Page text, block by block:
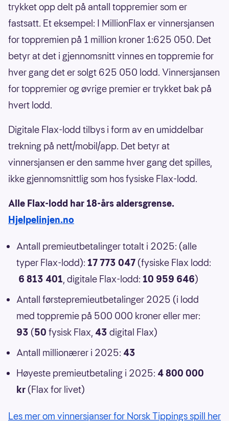
trykket opp delt på antall toppremier som er
fastsatt. Et eksempel: I MillionFlax er vinnersjansen
for toppremien på 1 million kroner 1:625 050. Det
betyr at det i gjennomsnitt vinnes en toppremie for
hver gang det er solgt 625 050 lodd. Vinnersjansen
for toppremier og øvrige premier er trykket bak på
hvert lodd.
Digitale Flax-lodd tilbys i form av en umiddelbar
trekning på nett/mobil/app. Det betyr at
vinnersjansen er den samme hver gang det spilles,
ikke gjennomsnittlig som hos fysiske Flax-lodd.
Alle Flax-lodd har 18-års aldersgrense.
Hjelpelinjen.no
Antall premieutbetalinger totalt i 2025: (alle
typer Flax-lodd): 17 773 047 (fysiske Flax lodd:
6 813 401, digitale Flax-lodd: 10 959 646)
Antall førstepremieutbetalinger 2025 (i lodd
med toppremie på 500 000 kroner eller mer:
93 (50 fysisk Flax, 43 digital Flax)
Antall millionærer i 2025: 43
Høyeste premieutbetaling i 2025: 4 800 000
kr (Flax for livet)
Les mer om vinnersjanser for Norsk Tippings spill her